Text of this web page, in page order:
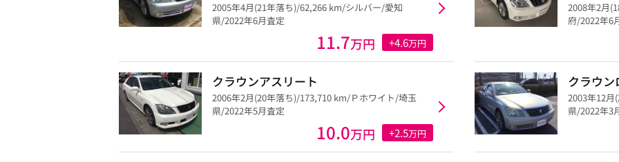
2005年4月(21年落ち)/62,266 km/シルバー/愛知
県/2022年6月査定
11.7万円 +4.6万円
2008年2月
府/2022年6
クラウンアスリート
2006年2月(20年落ち)/173,710 km/Ｐホワイト/埼玉
県/2022年5月査定
10.0万円 +2.5万円
クラウ
2003年12
県/2022年3